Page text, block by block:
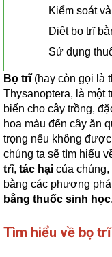
Kiểm soát
Diệt bọ trĩ
Sử dụng
Bọ trĩ(hay còn gọi là
Thysanoptera, là một
biến cho cây trồng,
hoa màu đến cây ăn
trọng nếu không
chúng ta sẽ tìm hiểu
trĩ, tác hại của chúng,
bằng các phương
bằng thuốc sinh học.
Tìm hiểu về bọ